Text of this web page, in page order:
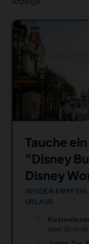
Tauche
"Disney
Disney
INSIDER-
URLAUB
oder Boot